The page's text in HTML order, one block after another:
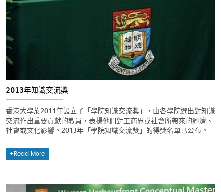
2013年知識交流獎
香港大學於2011年設立了「學院知識交流獎」，由各學院選出對知識
交流作出重要貢獻的教員，表揚他們對工商界或社會所帶來的經濟、
社會或文化影響。2013年「學院知識交流獎」的得獎名單已公布。
Read More